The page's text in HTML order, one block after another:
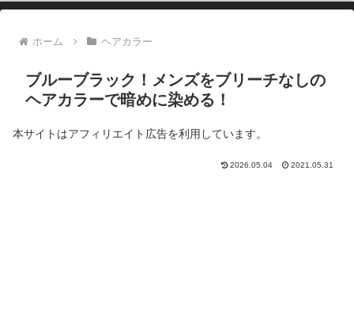
ホーム ヘアカラー
ブルーブラック！メンズをブリーチなしの
ヘアカラーで暗めに染める！
本サイトはアフィリエイト広告を利用しています。
2026.05.04 2021.05.31